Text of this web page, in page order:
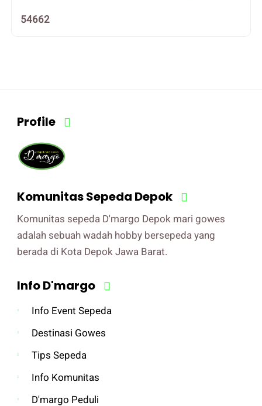
54662
Profile
Komunitas Sepeda Depok
Komunitas sepeda D'margo Depok mari gowes
adalah sebuah wadah hobby bersepeda yang
berada di Kota Depok Jawa Barat.
Info D'margo
Info Event Sepeda
Destinasi Gowes
Tips Sepeda
Info Komunitas
D'margo Peduli